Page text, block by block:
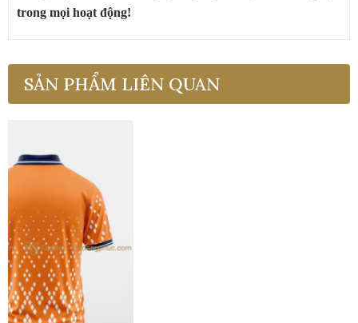
trong mọi hoạt động!
SẢN PHẨM LIÊN QUAN